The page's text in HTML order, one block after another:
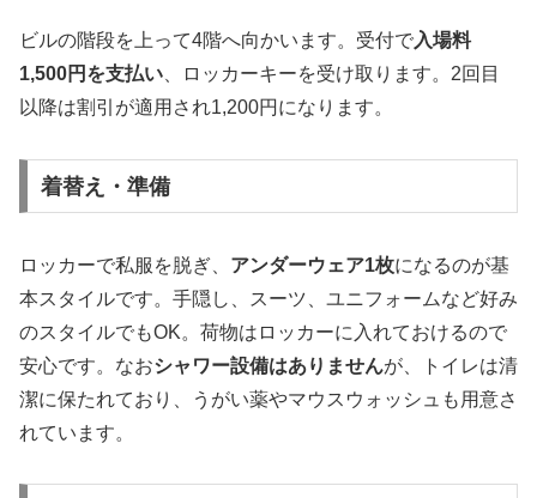
ビルの階段を上って4階へ向かいます。受付で入場料
1,500円を支払い 、ロッカーキーを受け取ります。2回目
以降は割引が適用され1,200円になります。
着替え・準備
ロッカーで私服を脱ぎ、 アンダーウェア1枚になるのが基
本スタイルです。手隠し、スーツ、ユニフォームなど好み
のスタイルでもOK。荷物はロッカーに入れておけるので
安心です。なおシャワー設備はありませんが、トイレは清
潔に保たれており、うがい薬やマウスウォッシュも用意さ
れています。